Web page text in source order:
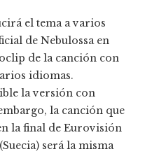
el tema a varios
de Nebulossa en
de la canción con
idiomas.
la versión con
la canción que
la final de Eurovisión
será la misma